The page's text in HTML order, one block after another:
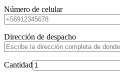
Número de celular
Dirección de despacho
Cantidad